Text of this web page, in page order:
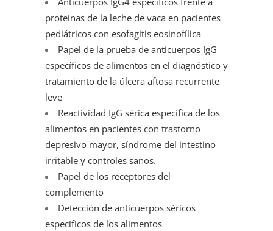
proteínas de la leche de vaca en pacientes
pediátricos con esofagitis eosinofílica
Papel de la prueba de anticuerpos IgG
específicos de alimentos en el diagnóstico y
tratamiento de la úlcera aftosa recurrente
leve
Reactividad IgG sérica específica de los
alimentos en pacientes con trastorno
depresivo mayor, síndrome del intestino
irritable y controles sanos.
Papel de los receptores del
complemento
Detección de anticuerpos séricos
específicos de los alimentos